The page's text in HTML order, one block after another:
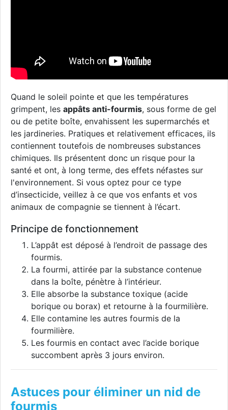
Quand le soleil pointe et que les températures
grimpent, les appâts anti-fourmis, sous forme de gel
ou de petite boîte, envahissent les supermarchés et
les jardineries. Pratiques et relativement efficaces, ils
contiennent toutefois de nombreuses substances
chimiques. Ils présentent donc un risque pour la
santé et ont, à long terme, des effets néfastes sur
l'environnement. Si vous optez pour ce type
d’insecticide, veillez à ce que vos enfants et vos
animaux de compagnie se tiennent à l’écart.
Principe de fonctionnement
L’appât est déposé à l’endroit de passage des
fourmis.
La fourmi, attirée par la substance contenue
dans la boîte, pénètre à l’intérieur.
Elle absorbe la substance toxique (acide
borique ou borax) et retourne à la fourmilière.
Elle contamine les autres fourmis de la
fourmilière.
Les fourmis en contact avec l’acide borique
succombent après 3 jours environ.
Astuces pour éliminer un nid de
fourmis